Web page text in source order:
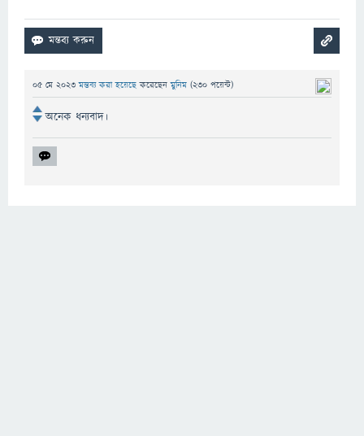
05 মে 2023 মন্তব্য করা হয়েছেকরেছেনমুনিম (230 পয়েন্ট)
অনেক ধন্যবাদ।